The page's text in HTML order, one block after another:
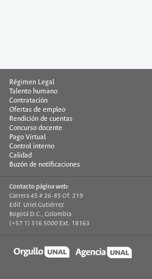
Régimen Legal
Talento humano
Contratación
Ofertas de empleo
Rendición de cuentas
Concurso docente
Pago Virtual
Control interno
Calidad
Buzón de notificaciones
Contacto página web:
Carrera 45 # 26-85 Of. 219
Edif. Uriel Gutiérrez
Bogotá D.C., Colombia
(+57 1) 316 5000 Ext. 18163